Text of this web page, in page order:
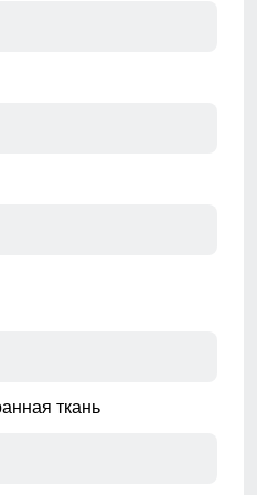
ткань